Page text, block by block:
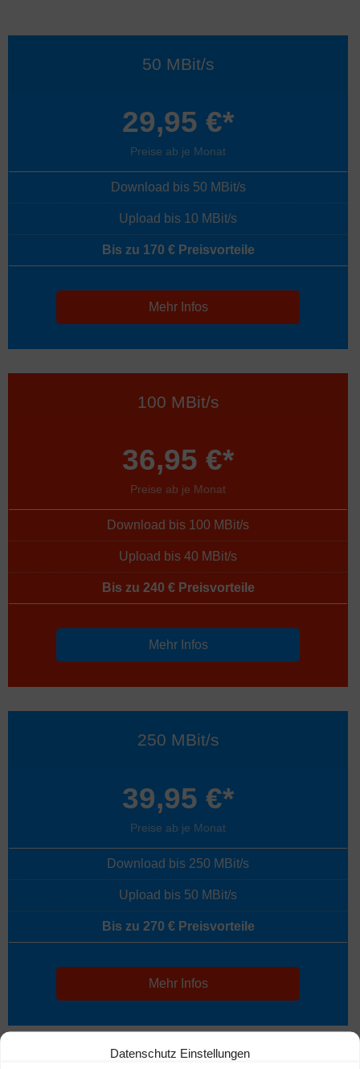
Datenschutz Einstellungen
50 MBit/s
29,95 €*
Preise ab je Monat
Download bis 50 MBit/s
Upload bis 10 MBit/s
Bis zu 170 € Preisvorteile
Mehr Infos
100 MBit/s
36,95 €*
Preise ab je Monat
Download bis 100 MBit/s
Upload bis 40 MBit/s
Bis zu 240 € Preisvorteile
Mehr Infos
250 MBit/s
39,95 €*
Preise ab je Monat
Download bis 250 MBit/s
Upload bis 50 MBit/s
Bis zu 270 € Preisvorteile
Mehr Infos